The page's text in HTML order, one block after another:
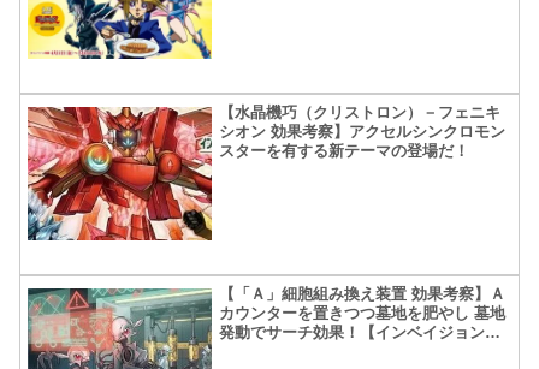
【水晶機巧（クリストロン）－フェニキ
シオン 効果考察】アクセルシンクロモン
スターを有する新テーマの登場だ！
【「Ａ」細胞組み換え装置 効果考察】Ａ
カウンターを置きつつ墓地を肥やし 墓地
発動でサーチ効果！【インベイジョン・